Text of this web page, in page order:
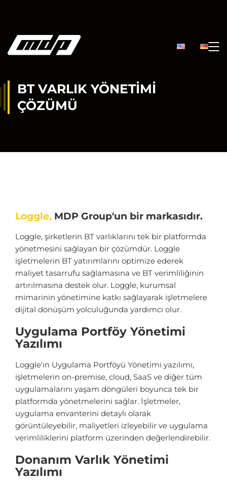
BT VARLIK YÖNETIMI
ÇÖZÜMÜ
Loggle, MDP Group'un bir markasıdır.
Loggle, şirketlerin BT varlıklarını tek bir platformda
yönetmesini sağlayan bir çözümdür. Loggle
işletmelerin BT yatırımlarını optimize ederek
maliyet tasarrufu sağlamasına ve BT verimliliğinin
artırılmasına destek olur. Loggle, kurumsal
mimarinin yönetimine katkı sağlayarak işletmelere
dijital dönüşüm yolculuğunda yardımcı olur.
Uygulama Portföy Yönetimi
Yazılımı
Loggle'ın Uygulama Portföyü Yönetimi yazılımı,
işletmelerin on-premise, cloud, SaaS ve diğer tüm
uygulamalarını yaşam döngüleri boyunca tek bir
platformda yönetmelerini sağlar. İşletmeler,
uygulama envanterini detaylı olarak
görüntüleyebilir, maliyetleri izleyebilir ve uygulama
verimliliklerini platform üzerinden değerlendirebilir.
Donanım Varlık Yönetimi
Yazılımı